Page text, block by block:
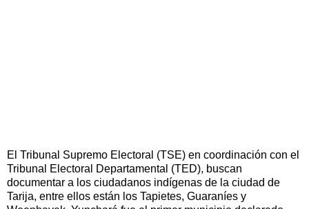
El Tribunal Supremo Electoral (TSE) en coordinación con el
Tribunal Electoral Departamental (TED), buscan
documentar a los ciudadanos indígenas de la ciudad de
Tarija, entre ellos están los Tapietes, Guaraníes y